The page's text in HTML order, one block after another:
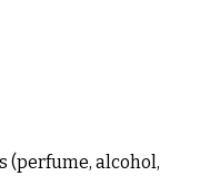
(perfume, alcohol,